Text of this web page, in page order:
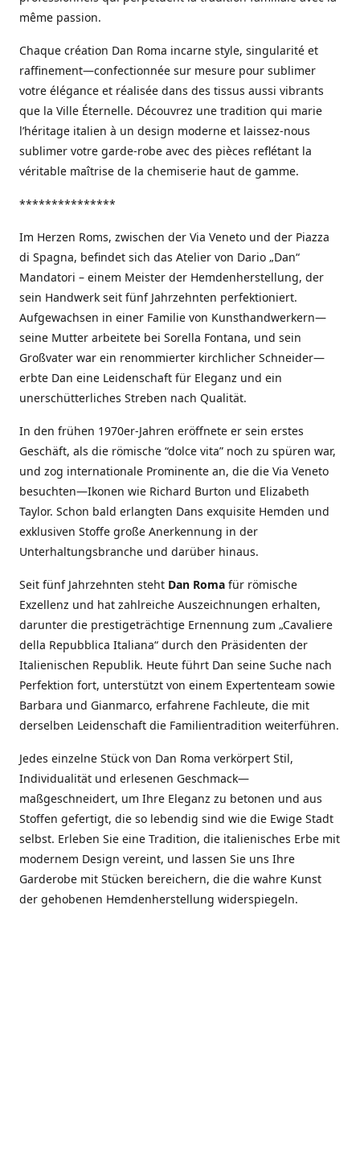
même passion.
Chaque création Dan Roma incarne style, singularité et
raffinement—confectionnée sur mesure pour sublimer
votre élégance et réalisée dans des tissus aussi vibrants
que la Ville Éternelle. Découvrez une tradition qui marie
l’héritage italien à un design moderne et laissez-nous
sublimer votre garde-robe avec des pièces reflétant la
véritable maîtrise de la chemiserie haut de gamme.
***************
Im Herzen Roms, zwischen der Via Veneto und der Piazza
di Spagna, befindet sich das Atelier von Dario „Dan“
Mandatori – einem Meister der Hemdenherstellung, der
sein Handwerk seit fünf Jahrzehnten perfektioniert.
Aufgewachsen in einer Familie von Kunsthandwerkern—
seine Mutter arbeitete bei Sorella Fontana, und sein
Großvater war ein renommierter kirchlicher Schneider—
erbte Dan eine Leidenschaft für Eleganz und ein
unerschütterliches Streben nach Qualität.
In den frühen 1970er-Jahren eröffnete er sein erstes
Geschäft, als die römische “dolce vita” noch zu spüren war,
und zog internationale Prominente an, die die Via Veneto
besuchten—Ikonen wie Richard Burton und Elizabeth
Taylor. Schon bald erlangten Dans exquisite Hemden und
exklusiven Stoffe große Anerkennung in der
Unterhaltungsbranche und darüber hinaus.
Seit fünf Jahrzehnten steht Dan Roma für römische
Exzellenz und hat zahlreiche Auszeichnungen erhalten,
darunter die prestigeträchtige Ernennung zum „Cavaliere
della Repubblica Italiana“ durch den Präsidenten der
Italienischen Republik. Heute führt Dan seine Suche nach
Perfektion fort, unterstützt von einem Expertenteam sowie
Barbara und Gianmarco, erfahrene Fachleute, die mit
derselben Leidenschaft die Familientradition weiterführen.
Jedes einzelne Stück von Dan Roma verkörpert Stil,
Individualität und erlesenen Geschmack—
maßgeschneidert, um Ihre Eleganz zu betonen und aus
Stoffen gefertigt, die so lebendig sind wie die Ewige Stadt
selbst. Erleben Sie eine Tradition, die italienisches Erbe mit
modernem Design vereint, und lassen Sie uns Ihre
Garderobe mit Stücken bereichern, die die wahre Kunst
der gehobenen Hemdenherstellung widerspiegeln.